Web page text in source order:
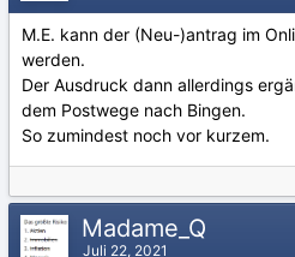
M.E. kann der (Neu-)antrag im
werden.
Der Ausdruck dann allerdings
dem Postwege nach Bingen.
So zumindest noch vor kurzem.
Madame_Q
Juli 22, 2021